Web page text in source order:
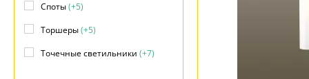
Споты(+5)
Торшеры(+5)
Точечные светильники (+7)